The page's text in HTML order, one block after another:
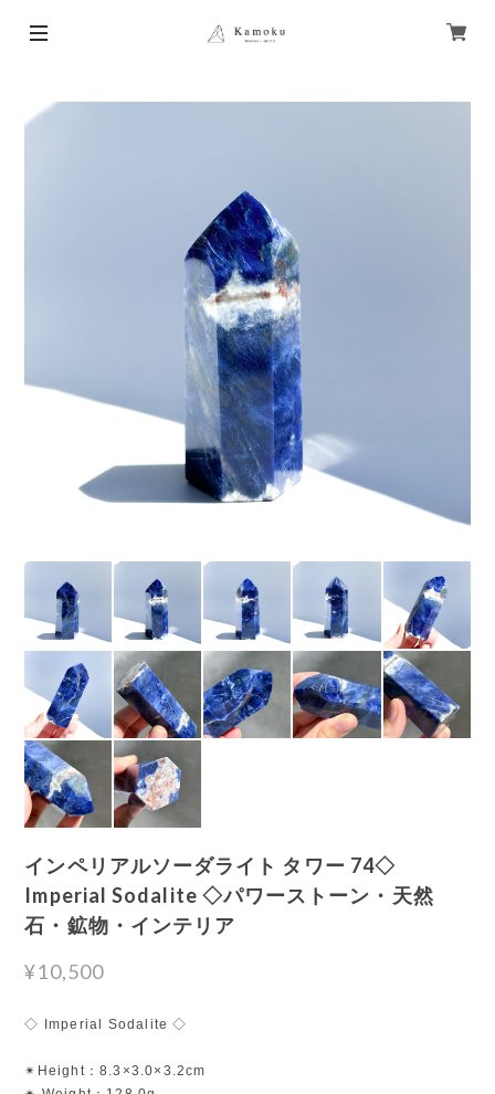
インペリアルソーダライト タワー 74◇
Imperial Sodalite ◇パワーストーン・天然
石・鉱物・インテリア
¥10,500
◇ Imperial Sodalite ◇
✴︎Height：8.3×3.0×3.2cm